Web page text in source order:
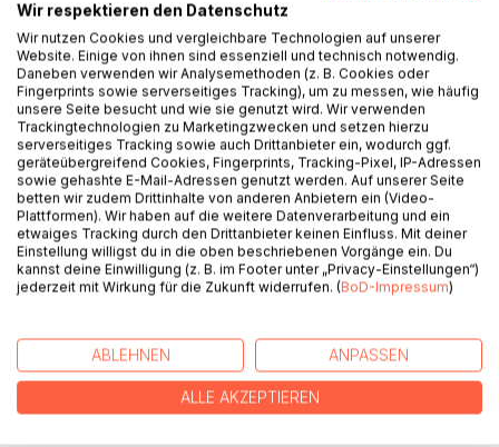
BESCHREIBUNG
"Das Leben hat keinen Gin mehr" ist ein literarischer
Cocktail aus Verzweiflung, Zynismus und bittersüßem
Humor - serviert auf Eis, mit einem Spritzer Wahrheit. In 28
Episoden taumelt der Ich-Erzähler durch Bars,
Beziehungen, Flughäfen und Katastrophen - mal lakonisch,
mal larmoyant, immer mit einem ironischen Seitenblick auf
das eigene Scheitern. Zwischen veganer Romanze,
Regensburger Hardrock-Göre und der Mätresse des
Chaos verliert sich ein Mann auf der Suche nach
Bedeutung, Würde und dem letzten guten Drink. Ein Buch
die das längst getan haben - und Momente, in denen das
Leben mehr nach Wodka als nach Happy End schmeckt.
Satirisch, entlarvend, herrlich unkorrekt.
Wir respektieren den Datenschutz
Wir nutzen Cookies und vergleichbare Technologien auf unserer
Website. Einige von ihnen sind essenziell und technisch notwendig.
Daneben verwenden wir Analysemethoden (z. B. Cookies oder
Fingerprints sowie serverseitiges Tracking), um zu messen, wie häufig
unsere Seite besucht und wie sie genutzt wird. Wir verwenden
Trackingtechnologien zu Marketingzwecken und setzen hierzu
serverseitiges Tracking sowie auch Drittanbieter ein, wodurch ggf.
geräteübergreifend Cookies, Fingerprints, Tracking-Pixel, IP-Adressen
sowie gehashte E-Mail-Adressen genutzt werden. Auf unserer Seite
betten wir zudem Drittinhalte von anderen Anbietern ein (Video-
Plattformen). Wir haben auf die weitere Datenverarbeitung und ein
etwaiges Tracking durch den Drittanbieter keinen Einfluss. Mit deiner
Einstellung willigst du in die oben beschriebenen Vorgänge ein. Du
kannst deine Einwilligung (z. B. im Footer unter „Privacy-Einstellungen“)
jederzeit mit Wirkung für die Zukunft widerrufen. (BoD-Impressum)
ABLEHNEN ANPASSEN
ALLE AKZEPTIEREN